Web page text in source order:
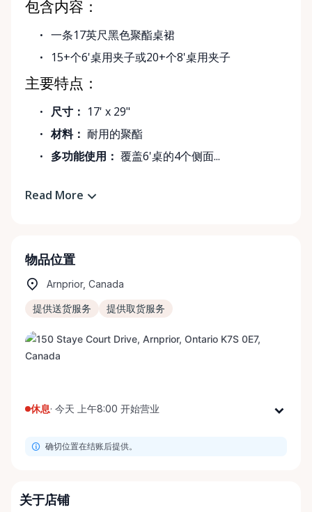
包含内容：
一条17英尺黑色聚酯桌裙
15+个6'桌用夹子或20+个8'桌用夹子
主要特点：
尺寸： 17' x 29"
材料： 耐用的聚酯
多功能使用： 覆盖6'桌的4个侧面...
Read More
物品位置
Arnprior, Canada
提供送货服务 提供取货服务
休息· 今天 上午8:00 开始营业
星期二
星期四
确切位置在结账后提供。
关于店铺